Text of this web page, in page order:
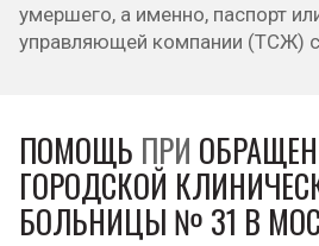
умершего, а именно, паспорт
управляющей компании (ТСЖ) с
ПОМОЩЬ ПРИ
ГОРОДСКОЙ
БОЛЬНИЦЫ № 31 В